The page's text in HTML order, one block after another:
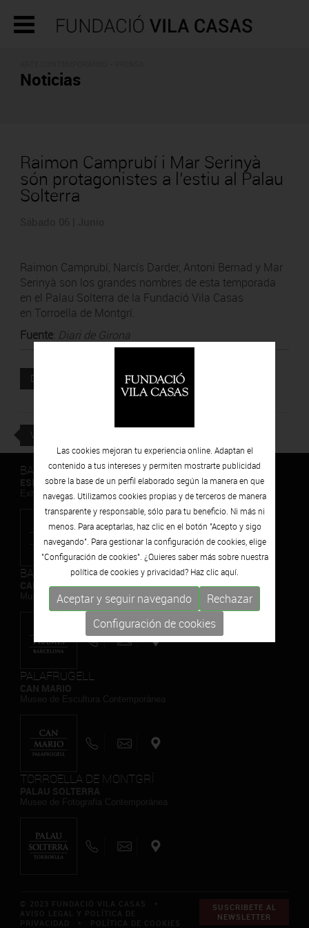
Noticias
Raimon Camprubí i Mar Serinyà
són protagonistes a l’estiu al Palau
Solterra
Raimon Camprubí, Narcís Darder, Antoni Bernad y Mar
Serinyà son los grandes nombres de esta temporada
en el Palau Solterra de la Fundació Vila Casas
en Torroella de Montgrí.
Fuente: Diari de Girona
DESCARGAR Documento adjunto
VOLVER
BARCELONA
ESPAIS VOLART
Exhibiciones temporales Arte Contemporáneo
BARCELONA
CAN FRAMIS
Museo de Pintura Contemporánea
PALAFRUGELL
TORROELLA DE MONTGRÍ
SUSCRIBETE AL
NEWSLETTER
Las cookies mejoran tu experiencia online. Adaptan el
contenido a tus intereses y permiten mostrarte publicidad
sobre la base de un perfil elaborado según la manera en que
navegas. Utilizamos cookies propias y de terceros de manera
transparente y responsable, sólo para tu beneficio. Ni más ni
menos. Para aceptarlas, haz clic en el botón "Acepto y sigo
navegando". Para gestionar la configuración de cookies, elige
"Configuración de cookies". ¿Quieres saber más sobre nuestra
política de cookies y privacidad? Haz clicaquí.
Aceptar y seguir navegando
Rechazar
Configuración de cookies